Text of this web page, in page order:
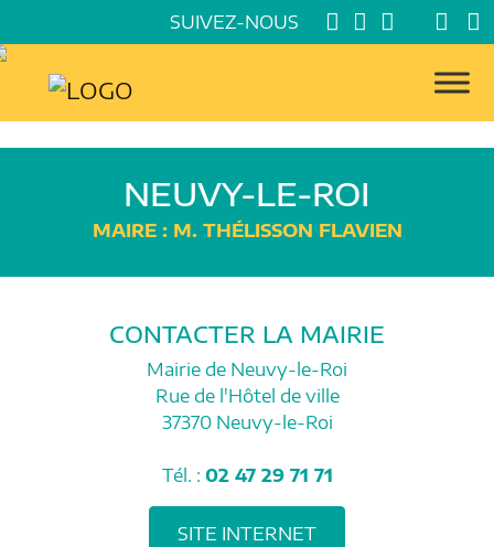
SUIVEZ-NOUS
NEUVY-LE-ROI
MAIRE : M. THÉLISSON FLAVIEN
CONTACTER LA MAIRIE
Mairie de Neuvy-le-Roi
Rue de l'Hôtel de ville
37370 Neuvy-le-Roi
Tél. : 02 47 29 71 71
SITE INTERNET